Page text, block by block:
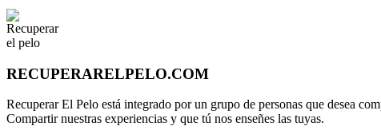
RECUPERARELPELO.COM
Recuperar El Pelo está integrado por un grupo de personas que desea
Compartir nuestras experiencias y que tú nos enseñes las tuyas.